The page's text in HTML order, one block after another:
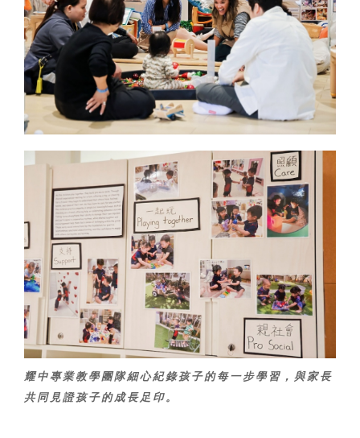
耀中專業教學團隊細心紀錄孩子的每一步學習，與家長
共同見證孩子的成長足印。